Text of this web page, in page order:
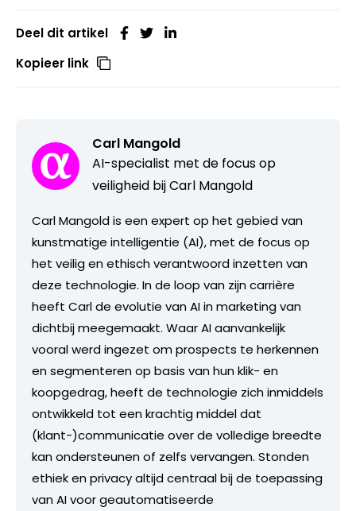
Deel dit artikel
Kopieer link
Carl Mangold
AI-specialist met de focus op
veiligheid bij Carl Mangold
Carl Mangold is een expert op het gebied van
kunstmatige intelligentie (AI), met de focus op
het veilig en ethisch verantwoord inzetten van
deze technologie. In de loop van zijn carrière
heeft Carl de evolutie van AI in marketing van
dichtbij meegemaakt. Waar AI aanvankelijk
vooral werd ingezet om prospects te herkennen
en segmenteren op basis van hun klik- en
koopgedrag, heeft de technologie zich inmiddels
ontwikkeld tot een krachtig middel dat
(klant-)communicatie over de volledige breedte
kan ondersteunen of zelfs vervangen. Stonden
ethiek en privacy altijd centraal bij de toepassing
van AI voor geautomatiseerde